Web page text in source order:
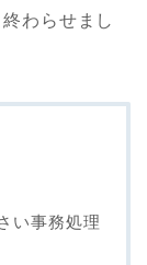
わらせまし
い事務処理